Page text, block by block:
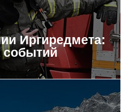
Иргиредмета:
событий